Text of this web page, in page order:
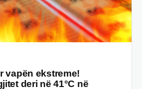
vapën ekstreme!
deri në 41°C në